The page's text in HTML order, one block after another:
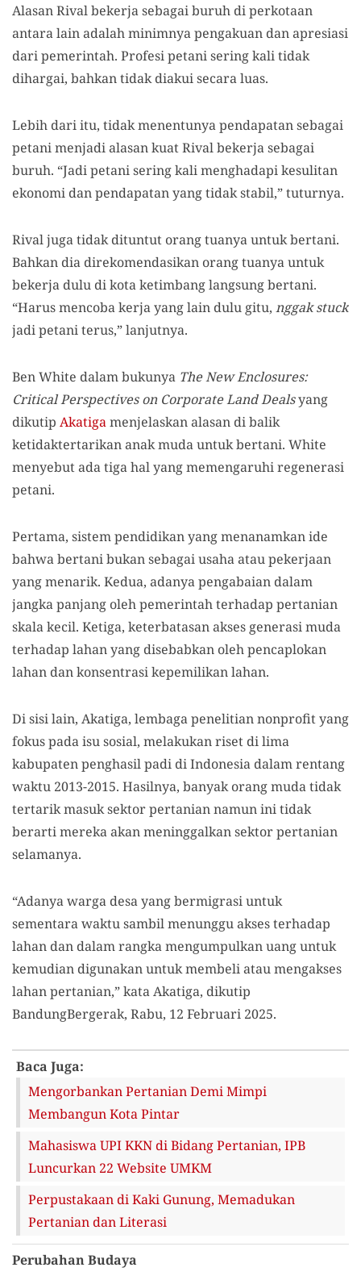
Alasan Rival bekerja sebagai buruh di perkotaan
antara lain adalah minimnya pengakuan dan apresiasi
dari pemerintah. Profesi petani seringkali tidak
dihargai, bahkan tidak diakui secara luas.
Lebih dari itu, tidak menentunya pendapatan sebagai
petani menjadi alasan kuat Rival bekerja sebagai
buruh. “Jadi petani seringkali menghadapi kesulitan
ekonomi dan pendapatan yang tidak stabil,” tuturnya.
Rival juga tidak dituntut orang tuanya untuk bertani.
Bahkan dia direkomendasikan orang tuanya untuk
bekerja dulu di kota ketimbang langsung bertani.
“Harus mencoba kerja yang lain dulu gitu, nggak stuck
jadi petani terus,” lanjutnya.
Ben White dalam bukunya The New Enclosures:
Critical Perspectives on Corporate Land Dealsyang
dikutip Akatigamenjelaskan alasan di balik
ketidaktertarikan anak muda untuk bertani. White
menyebut ada tiga hal yang memengaruhi regenerasi
petani.
Pertama, sistem pendidikan yang menanamkan ide
bahwa bertani bukan sebagai usaha atau pekerjaan
yang menarik. Kedua, adanya pengabaian dalam
jangka panjang oleh pemerintah terhadap pertanian
skala kecil. Ketiga, keterbatasan akses generasi muda
terhadap lahan yang disebabkan oleh pencaplokan
lahan dan konsentrasi kepemilikan lahan.
Di sisi lain, Akatiga, lembaga penelitian nonprofit yang
fokus pada isu sosial, melakukan riset di lima
kabupaten penghasil padi di Indonesia dalam rentang
waktu 2013-2015. Hasilnya, banyakorangmuda tidak
tertarik masuk sektor pertanian namun ini tidak
berarti mereka akan meninggalkan sektor pertanian
selamanya.
“Adanya warga desa yang bermigrasi untuk
sementara waktu sambil menunggu akses terhadap
lahan dan dalam rangka mengumpulkan uang untuk
kemudian digunakan untuk membeli atau mengakses
lahan pertanian,”kata Akatiga, dikutip
BandungBergerak, Rabu, 12 Februari 2025.
Baca Juga:
Mengorbankan Pertanian Demi Mimpi
Membangun Kota Pintar
Mahasiswa UPI KKN di Bidang Pertanian, IPB
Luncurkan 22 Website UMKM
Perpustakaan di Kaki Gunung, Memadukan
Pertanian dan Literasi
PerubahanBudaya